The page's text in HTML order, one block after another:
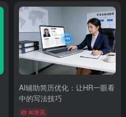
AI辅助简历优化：让HR一眼看
中的写法技巧
AI资讯